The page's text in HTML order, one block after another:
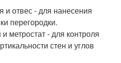
и отвес - для нанесения
перегородки.
метростат - для контроля
стен и углов